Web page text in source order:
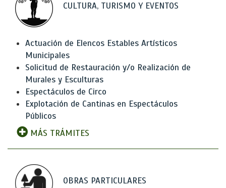
CULTURA, TURISMO Y EVENTOS
Actuación de Elencos Estables Artísticos
Municipales
Solicitud de Restauración y/o Realización de
Murales y Esculturas
Espectáculos de Circo
Explotación de Cantinas en Espectáculos
Públicos
MÁS TRÁMITES
OBRAS PARTICULARES